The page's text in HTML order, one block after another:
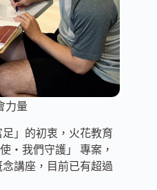
力量
」的初衷，火花教育
・我們守護」 專案，
講座，目前已有超過